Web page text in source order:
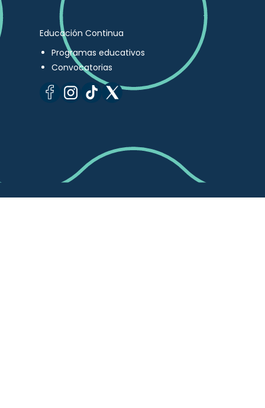
Educación Continua
Programas educativos
Convocatorias